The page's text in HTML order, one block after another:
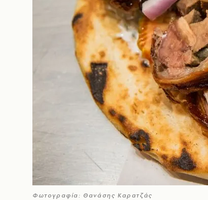
Φωτογραφία: Θανάσης Καρατζάς